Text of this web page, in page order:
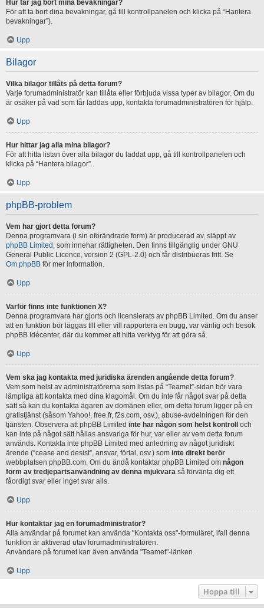
Hur tar jag bort mina bevakningar?
För att ta bort dina bevakningar, gå till kontrollpanelen och klicka på “Hantera
bevakningar”).
Upp
Bilagor
Vilka bilagor tillåts på detta forum?
Varje forumadministratör kan tillåta eller förbjuda vissa typer av bilagor. Om du
är osäker på vad som får laddas upp, kontakta forumadministratören för hjälp.
Upp
Hur hittar jag alla mina bilagor?
För att hitta listan över alla bilagor du laddat upp, gå till kontrollpanelen och
klicka på “Hantera bilagor”.
Upp
phpBB-problem
Vem har gjort detta forum?
Denna programvara (i sin oförändrade form) är producerad av, släppt av
phpBB Limited , som innehar rättigheten. Den finns tillgänglig under GNU
General Public Licence, version 2 (GPL-2.0) och får distribueras fritt. Se
Om phpBB för mer information.
Upp
Varför finns inte funktionen X?
Denna programvara har gjorts och licensierats av phpBB Limited. Om du anser
att en funktion bör läggas till eller vill rapportera en bugg, var vänlig och besök
phpBB Idécenter, där du kommer att hitta verktyg för att göra så.
Upp
Vem ska jag kontakta med juridiska ärenden angående detta forum?
Vem som helst av administratörerna som listas på “Teamet”-sidan bör vara
lämpliga att kontakta med dina klagomål. Om du inte får något svar på detta
sätt så kan du kontakta ägaren av domänen eller, om detta forum ligger på en
gratistjänst (såsom Yahoo!, free.fr, f2s.com, osv.), abuse-avdelningen för den
tjänsten. Observera att phpBB Limited inte har någon som helst kontroll
och
kan inte på något sätt hållas ansvariga för hur, var eller av vem detta forum
används. Kontakta inte phpBB Limited med anledning av något juridiskt
ärende (“cease and desist”, ansvar, förtal, osv.) som inte direkt berör
webbplatsen phpBB.com. Om du ändå kontaktar phpBB Limited om någon
form av tredjepartsanvändning av denna mjukvara så förvänta dig ett
fåordigt svar eller inget svar alls.
Upp
Hur kontaktar jag en forumadministratör?
Alla användar på forumet kan använda "Kontakta oss"-formuläret, ifall denna
funktion är aktiverad utav forumadministratören.
Användare på forumet kan även använda "Teamet"-länken.
Upp
Hoppa till